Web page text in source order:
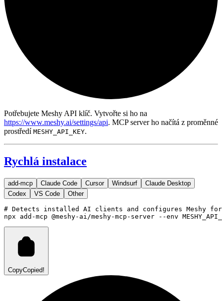
Potřebujete Meshy API klíč. Vytvořte si ho na
https://www.meshy.ai/settings/api. MCP server ho načítá z proměnné
prostředí MESHY_API_KEY.
Rychlá instalace
add-mcp Claude Code Cursor Windsurf
Claude Desktop
Codex
VS Code Other
# Detects installed AI clients and configures Meshy for
npx
add-mcp @meshy-ai/meshy-mcp-server --env
CopyCopied!